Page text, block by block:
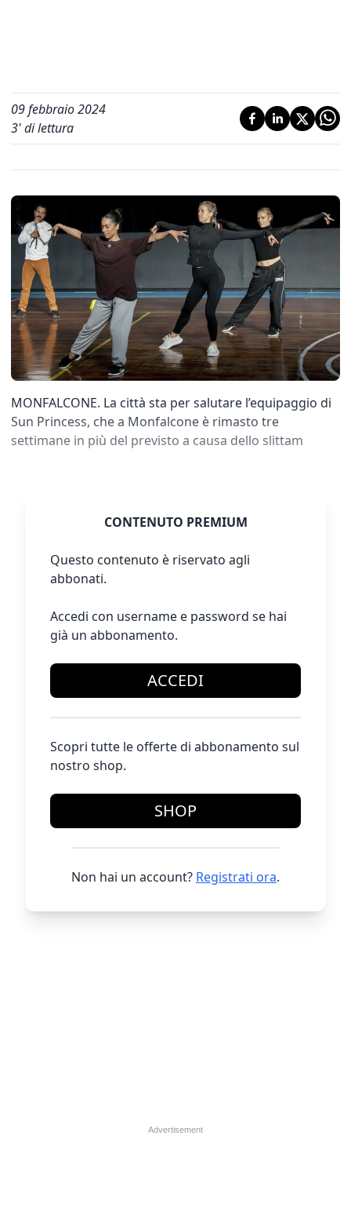
09 febbraio 2024
3' di lettura
MONFALCONE. La città sta per salutare l’equipaggio di
Sun Princess, che a Monfalcone è rimasto tre
settimane in più del previsto a causa dello slittam
CONTENUTO PREMIUM
Questo contenuto è riservato agli
abbonati.
Accedi con username e password se hai
già un abbonamento.
ACCEDI
Scopri tutte le offerte di abbonamento sul
nostro shop.
SHOP
Non hai un account? Registrati ora.